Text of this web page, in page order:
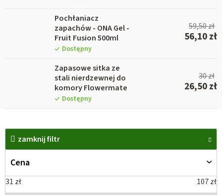
Pochłaniacz
zapachów - ONA Gel -
Fruit Fusion 500ml
Dostępny
59,50 zł
56,10 zł
Zapasowe sitka ze
stali nierdzewnej do
komory Flowermate
Dostępny
30 zł
26,50 zł
zamknij filtr
Cena
31 zł 107zł
L
s
a